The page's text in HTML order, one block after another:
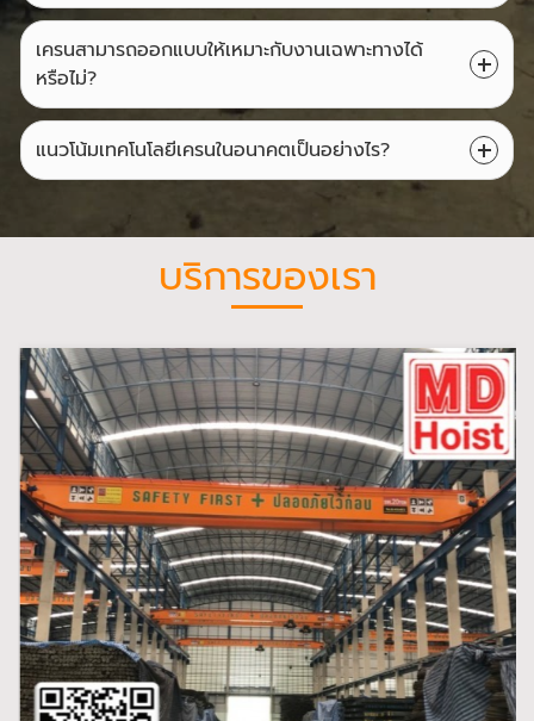
เครนสามารถออกแบบให้เหมาะกับงานเฉพาะทางได้
หรือไม่?
แนวโน้มเทคโนโลยีเครนในอนาคตเป็นอย่างไร?
บริการของเรา